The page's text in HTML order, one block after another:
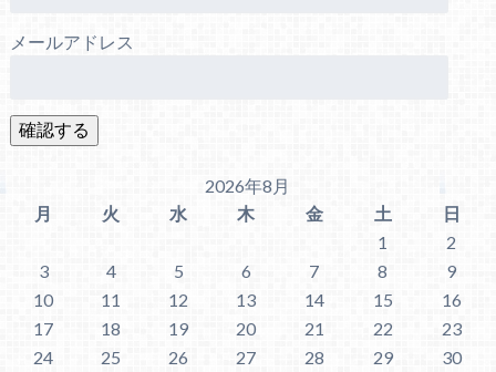
メールアドレス
2026年8月
月
火 水 木 金 土
日
1
2
3
4 5 6 7 8
9
10
11 12 13 14 15
16
17
18 19 20 21 22
23
24
25 26 27 28 29
30